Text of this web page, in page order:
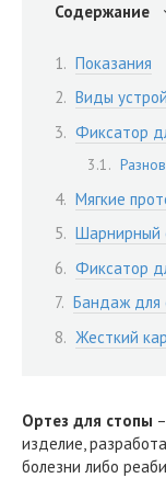
Содержание
Показания
Виды
Фиксатор
Мягкие
Шарнирный
Фиксатор
Бандаж для
Жесткий
Ортез для стопы
изделие,
болезни либо